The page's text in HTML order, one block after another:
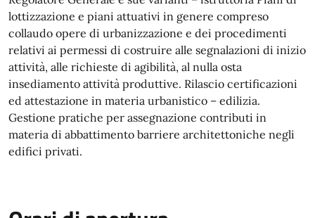
lottizzazione e piani attuativi in genere compreso
collaudo opere di urbanizzazione e dei procedimenti
relativi ai permessi di costruire alle segnalazioni di inizio
attività, alle richieste di agibilità, al nulla osta
insediamento attività produttive. Rilascio certificazioni
ed attestazione in materia urbanistico – edilizia.
Gestione pratiche per assegnazione contributi in
materia di abbattimento barriere architettoniche negli
edifici privati.